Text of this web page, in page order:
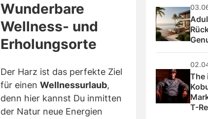
Wunderbare
Wellness- und
Erholungsorte
Der Harz ist das perfekte Ziel
für einen Wellnessurlaub,
denn hier kannst Du inmitten
der Natur neue Energien
The
T-